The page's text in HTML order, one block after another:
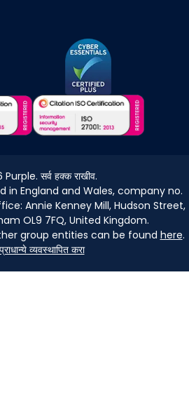
Purple. सर्व हक्क राखीव.
in England and Wales, company no.
Annie Kenney Mill, Hudson Street,
OL9 7FQ, United Kingdom.
group entities can be found here.
व्यवस्थापित करा